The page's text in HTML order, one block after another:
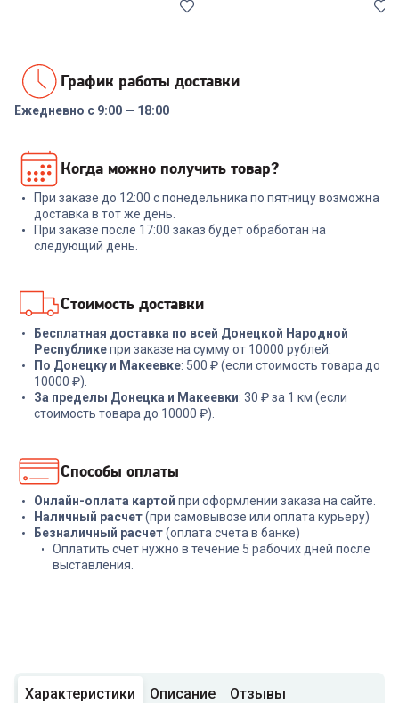
Внешний аккумулятор Tecno
Pocket S201 20000mAh 2.4A
2xUSB-A/USB-C черный
+ 53 бонуса
1 799₽
SOUNDCORE VR P10 A3850
8 999₽
График работы доставки
Ежедневно с 9:00 — 18:00
Когда можно получить товар?
При заказе до 12:00 с понедельника по пятницу возможна
доставка в тот же день.
При заказе после 17:00 заказ будет обработан на
следующий день.
Стоимость доставки
Бесплатная доставка по всей Донецкой Народной
Республикепри заказе на сумму от 10000 рублей.
По Донецку и Макеевке: 500 ₽ (если стоимость товара до
10000 ₽).
За пределы Донецка и Макеевки: 30 ₽ за 1 км (если
стоимость товара до 10000 ₽).
Способы оплаты
Онлайн-оплата картой при оформлении заказа на сайте.
Наличный расчет(при самовывозе или оплата курьеру)
Безналичный расчет(оплата счета в банке)
Оплатить счет нужно в течение 5 рабочих дней после
выставления.
Характеристики Описание Отзывы